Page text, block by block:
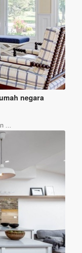
negara
...